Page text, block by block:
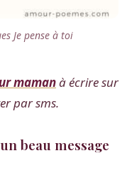
Je pense à toi
mamanà écrire sur
par sms.
beau message